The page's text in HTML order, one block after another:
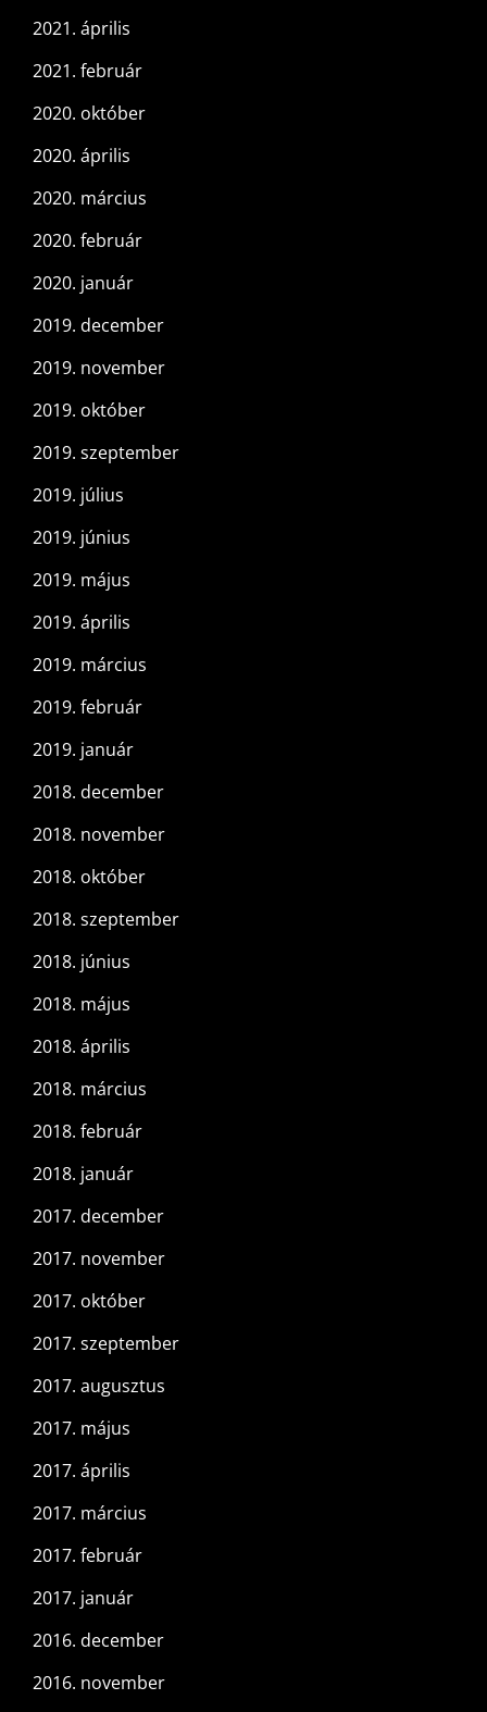
2021. április
2021. február
2020. október
2020. április
2020. március
2020. február
2020. január
2019. december
2019. november
2019. október
2019. szeptember
2019. július
2019. június
2019. május
2019. április
2019. március
2019. február
2019. január
2018. december
2018. november
2018. október
2018. szeptember
2018. június
2018. május
2018. április
2018. március
2018. február
2018. január
2017. december
2017. november
2017. október
2017. szeptember
2017. augusztus
2017. május
2017. április
2017. március
2017. február
2017. január
2016. december
2016. november